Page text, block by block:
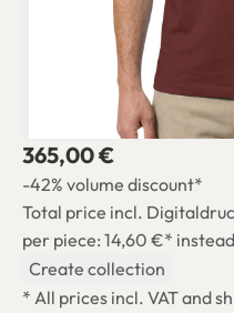
365,00 €
-42% volume discount*
Total price incl.
per piece: 14,60 €*
Create collection
* All prices incl. VAT and